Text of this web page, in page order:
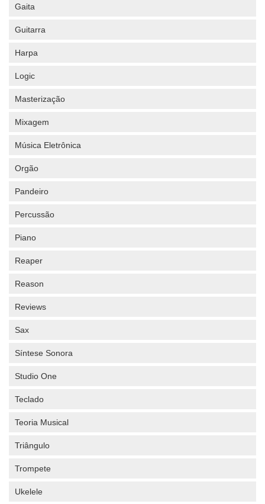
Gaita
Guitarra
Harpa
Logic
Masterização
Mixagem
Música Eletrônica
Orgão
Pandeiro
Percussão
Piano
Reaper
Reason
Reviews
Sax
Síntese Sonora
Studio One
Teclado
Teoria Musical
Triângulo
Trompete
Ukelele